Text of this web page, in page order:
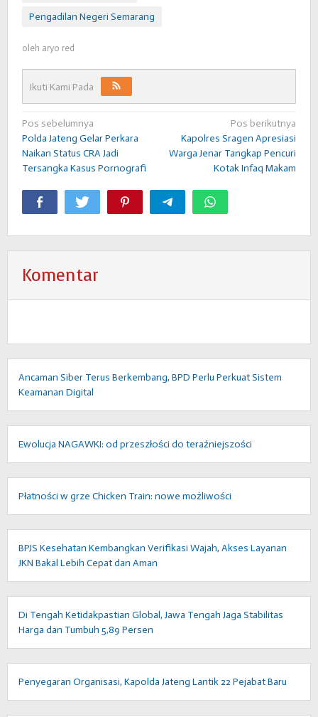
Pengadilan Negeri Semarang
oleh aryo red
Ikuti Kami Pada
Navigasi
pos
Pos sebelumnya
Polda Jateng Gelar Perkara
Naikan Status CRA Jadi
Tersangka Kasus Pornografi
Pos berikutnya
Kapolres Sragen Apresiasi
Warga Jenar Tangkap Pencuri
Kotak Infaq Makam
Komentar
Ancaman Siber Terus Berkembang, BPD Perlu Perkuat Sistem
Keamanan Digital
Ewolucja NAGAWKI: od przeszłości do teraźniejszości
Płatności w grze Chicken Train: nowe możliwości
BPJS Kesehatan Kembangkan Verifikasi Wajah, Akses Layanan
JKN Bakal Lebih Cepat dan Aman
Di Tengah Ketidakpastian Global, Jawa Tengah Jaga Stabilitas
Harga dan Tumbuh 5,89 Persen
Penyegaran Organisasi, Kapolda Jateng Lantik 22 Pejabat Baru